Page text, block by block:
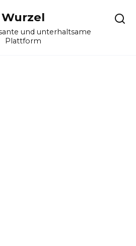
Wurzel
und unterhaltsame
Plattform